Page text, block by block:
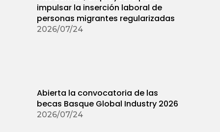
impulsar la inserción laboral de
personas migrantes regularizadas
2026/07/24
Abierta la convocatoria de las
becas Basque Global Industry 2026
2026/07/24